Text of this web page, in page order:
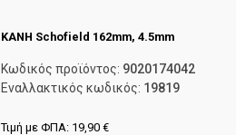
KANH Schofield 162mm, 4.5mm
Κωδικός προϊόντος: 9020174042
Εναλλακτικός κωδικός: 19819
Τιμή με ΦΠΑ: 19,90 €